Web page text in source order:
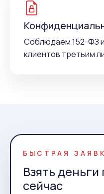
Соблюдаем 152-ФЗ
клиентов третьим
БЫСТРАЯ
Взять
сейчас